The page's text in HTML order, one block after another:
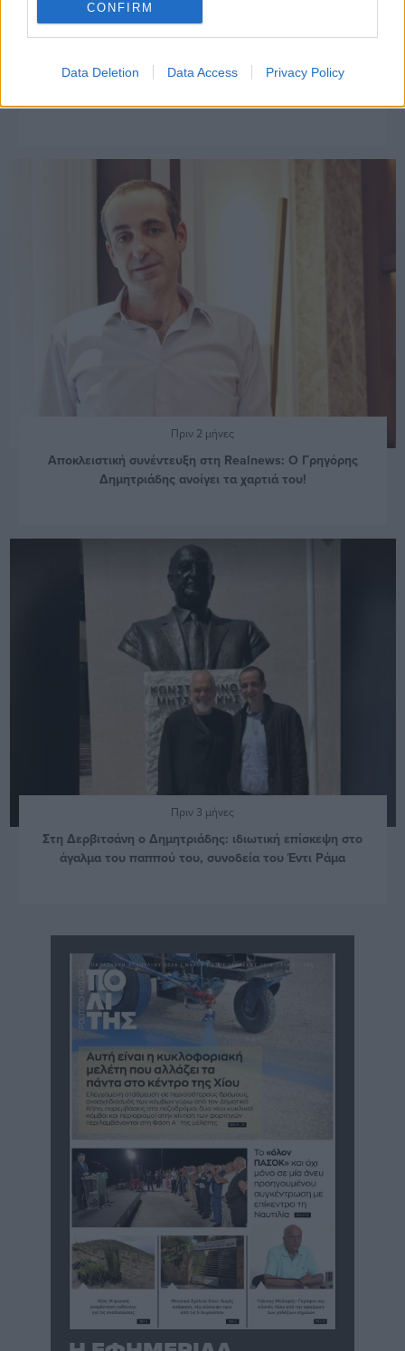
CONFIRM
Data Deletion Data Access Privacy Policy
Γρηγόρης Δημητριάδης: ενωτικός και στρατιώτης της
Πριν 2 μήνες
Αποκλειστική συνέντευξη στη Realnews: Ο Γρηγόρης
Δημητριάδης ανοίγει τα χαρτιά του!
Πριν 3 μήνες
Στη Δερβιτσάνη ο Δημητριάδης: ιδιωτική επίσκεψη ⁠στο
άγαλμα του παππού του, συνοδεία του Έντι Ράμα